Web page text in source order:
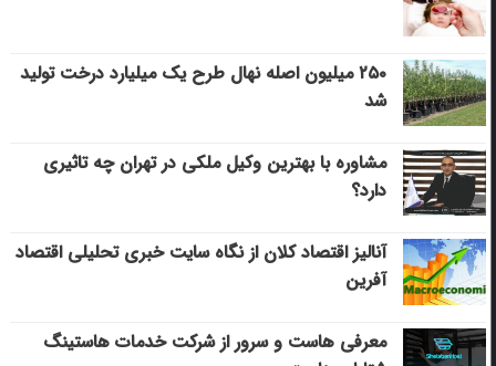
۲۵۰ میلیون اصله نهال طرح یک میلیارد درخت تولید
شد
مشاوره با بهترین وکیل ملکی در تهران چه تاثیری
دارد؟
آنالیز اقتصاد کلان از نگاه سایت خبری تحلیلی اقتصاد
آفرین
معرفی هاست و سرور از شرکت خدمات هاستینگ